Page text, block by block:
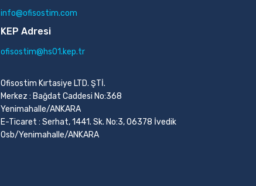
info@ofisostim.com
KEP Adresi
ofisostim@hs01.kep.tr
Ofisostim Kırtasiye LTD. ŞTİ.
Merkez : Bağdat Caddesi No:368
Yenimahalle/ANKARA
E-Ticaret : Serhat, 1441. Sk. No:3, 06378 İvedik
Osb/Yenimahalle/ANKARA